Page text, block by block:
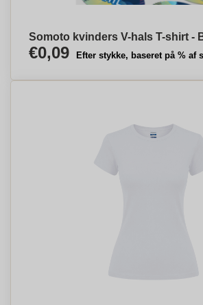
Somoto kvinders V-hals T-shirt -
€0,09 Efter stykke, baseret på % af